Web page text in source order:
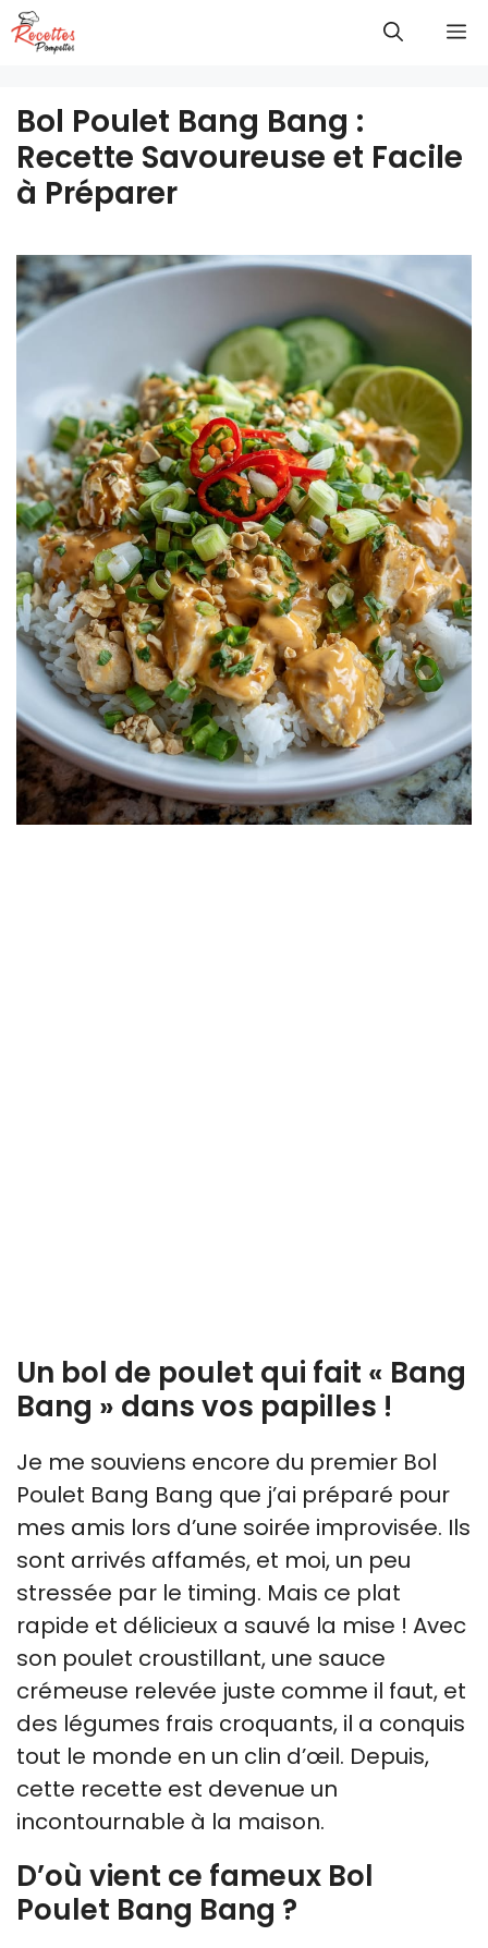
Aller
au
Bol Poulet Bang Bang :
Recette Savoureuse et Facile
à Préparer
Un bol de poulet qui fait « Bang
Bang » dans vos papilles !
Je me souviens encore du premier Bol
Poulet Bang Bang que j’ai préparé pour
mes amis lors d’une soirée improvisée. Ils
sont arrivés affamés, et moi, un peu
stressée par le timing. Mais ce plat
rapide et délicieux a sauvé la mise ! Avec
son poulet croustillant, une sauce
crémeuse relevée juste comme il faut, et
des légumes frais croquants, il a conquis
tout le monde en un clin d’œil. Depuis,
cette recette est devenue un
incontournable à la maison.
D’où vient ce fameux Bol
Poulet Bang Bang ?